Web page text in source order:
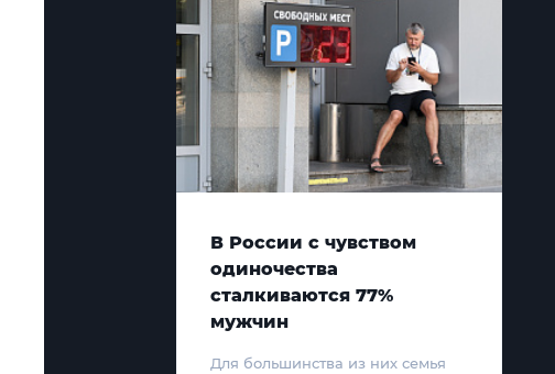
В России с чувством
одиночества
сталкиваются 77%
мужчин
Для большинства из них семья